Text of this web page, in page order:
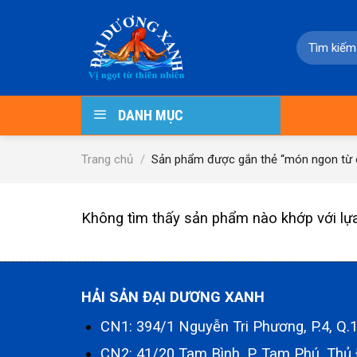
Tìm
kiếm:
DANH MỤC
Trang chủ / Sản phẩm được gắn thẻ “món ngon từ
Không tìm thấy sản phẩm nào khớp với
HẢI SẢN ĐẠI DƯƠNG XANH
CN1: 394/1 Nguyễn Tri Phương, P.4,